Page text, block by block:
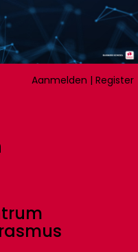
Aanmelden | Register